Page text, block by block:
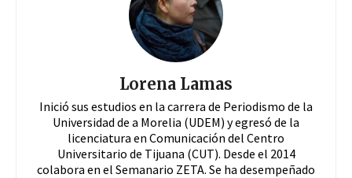
Lorena Lamas
Inició sus estudios en la carrera de Periodismo de la
Universidad de a Morelia (UDEM) y egresó de la
licenciatura en Comunicación del Centro
Universitario de Tijuana (CUT). Desde el 2014
colabora en el Semanario ZETA. Se ha desempeñado